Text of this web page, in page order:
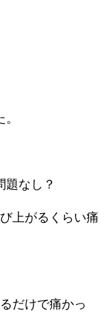
題なし？
上がるくらい痛
だけで痛かっ